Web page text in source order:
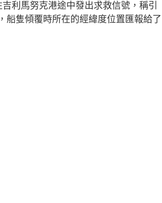
利馬努克港途中發出求救信號，稱引
船隻傾覆時所在的經緯度位置匯報給了